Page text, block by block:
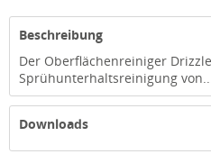
Beschreibung
Der Oberflächenreiniger
Sprühunterhaltsreinigung
Downloads